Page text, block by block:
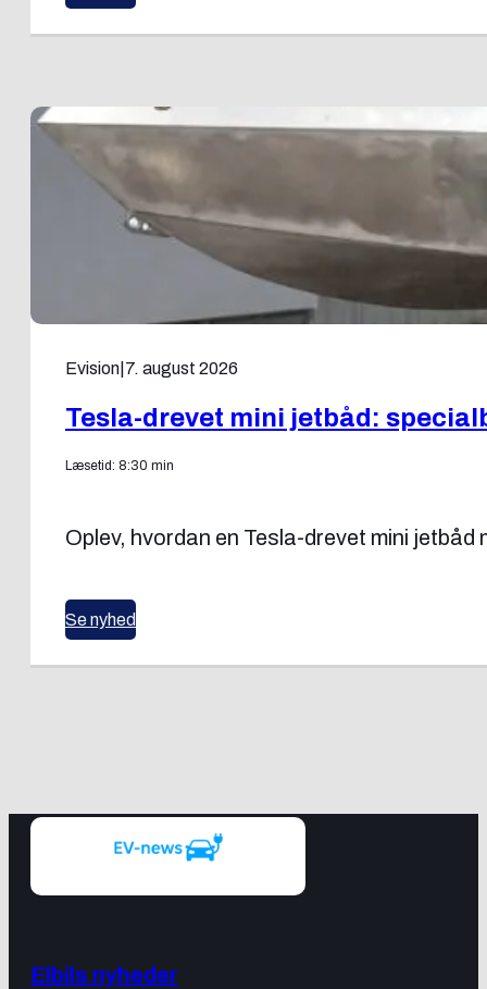
Evision 7. august 2026
Tesla-drevet mini jetbåd:
Læsetid: 8:30 min
Oplev, hvordan en Tesla-drevet mini
Se nyhed
Elbils nyheder